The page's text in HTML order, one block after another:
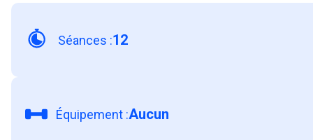
12
Séances :
Aucun
Équipement :